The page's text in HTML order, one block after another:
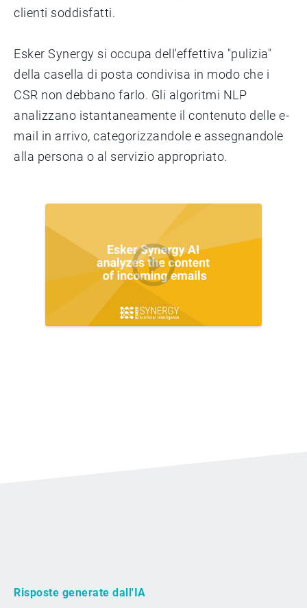
clienti soddisfatti.
Esker Synergy si occupa dell'effettiva "pulizia"
della casella di posta condivisa in modo che i
CSR non debbano farlo. Gli algoritmi NLP
analizzano istantaneamente il contenuto delle e-
mail in arrivo, categorizzandole e assegnandole
alla persona o al servizio appropriato.
Risposte generate dall'IA